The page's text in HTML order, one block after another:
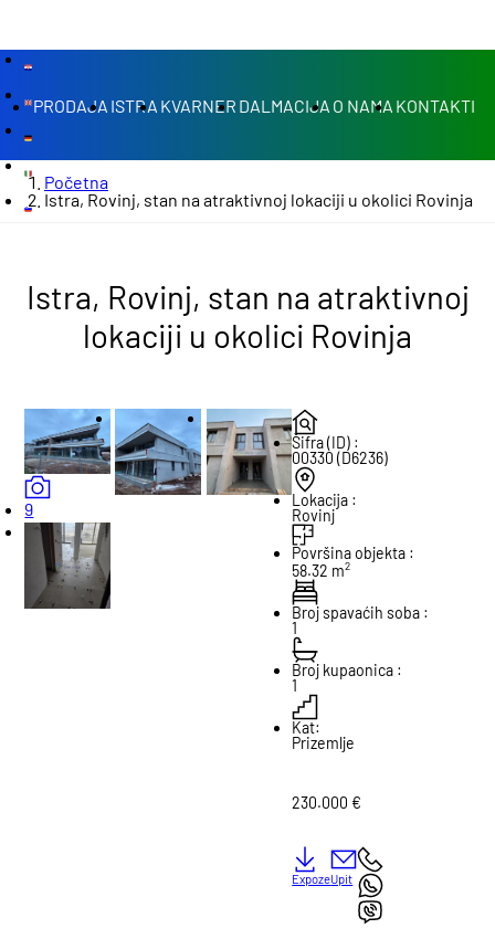
PRODAJA ISTRA KVARNER DALMACIJA O NAMA KONTAKTI
Početna
Istra, Rovinj, stan na atraktivnoj lokaciji u okolici Rovinja
Istra, Rovinj, stan na atraktivnoj
lokaciji u okolici Rovinja
9
Šifra (ID) :
00330 (D6236)
Lokacija :
Rovinj
Površina objekta :
58.32 m2
Broj spavaćih soba :
1
Broj kupaonica :
1
Kat:
Prizemlje
230.000 €
ExpozeUpit